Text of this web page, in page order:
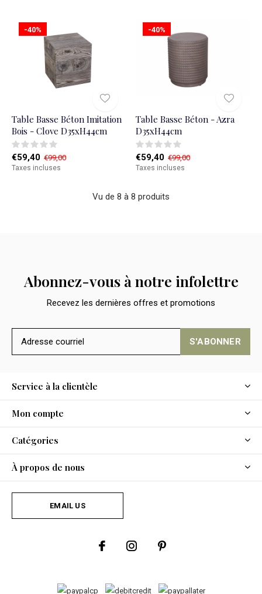
-40%
Table Basse Béton Imitation
Bois - Clove D35xH44cm
€59,40 €99,00
Taxes incluses
-40%
Table Basse Béton - Azra
D35xH44cm
€59,40 €99,00
Taxes incluses
Vu de 8 à 8 produits
Abonnez-vous à notre infolettre
Recevez les dernières offres et promotions
S'ABONNER
Service à la clientèle
Mon compte
Catégories
À propos de nous
EMAIL US